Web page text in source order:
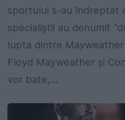
sportului s-au îndreptat
specialiștii au denumit
lupta dintre
Floyd Mayweather și
vor bate,...